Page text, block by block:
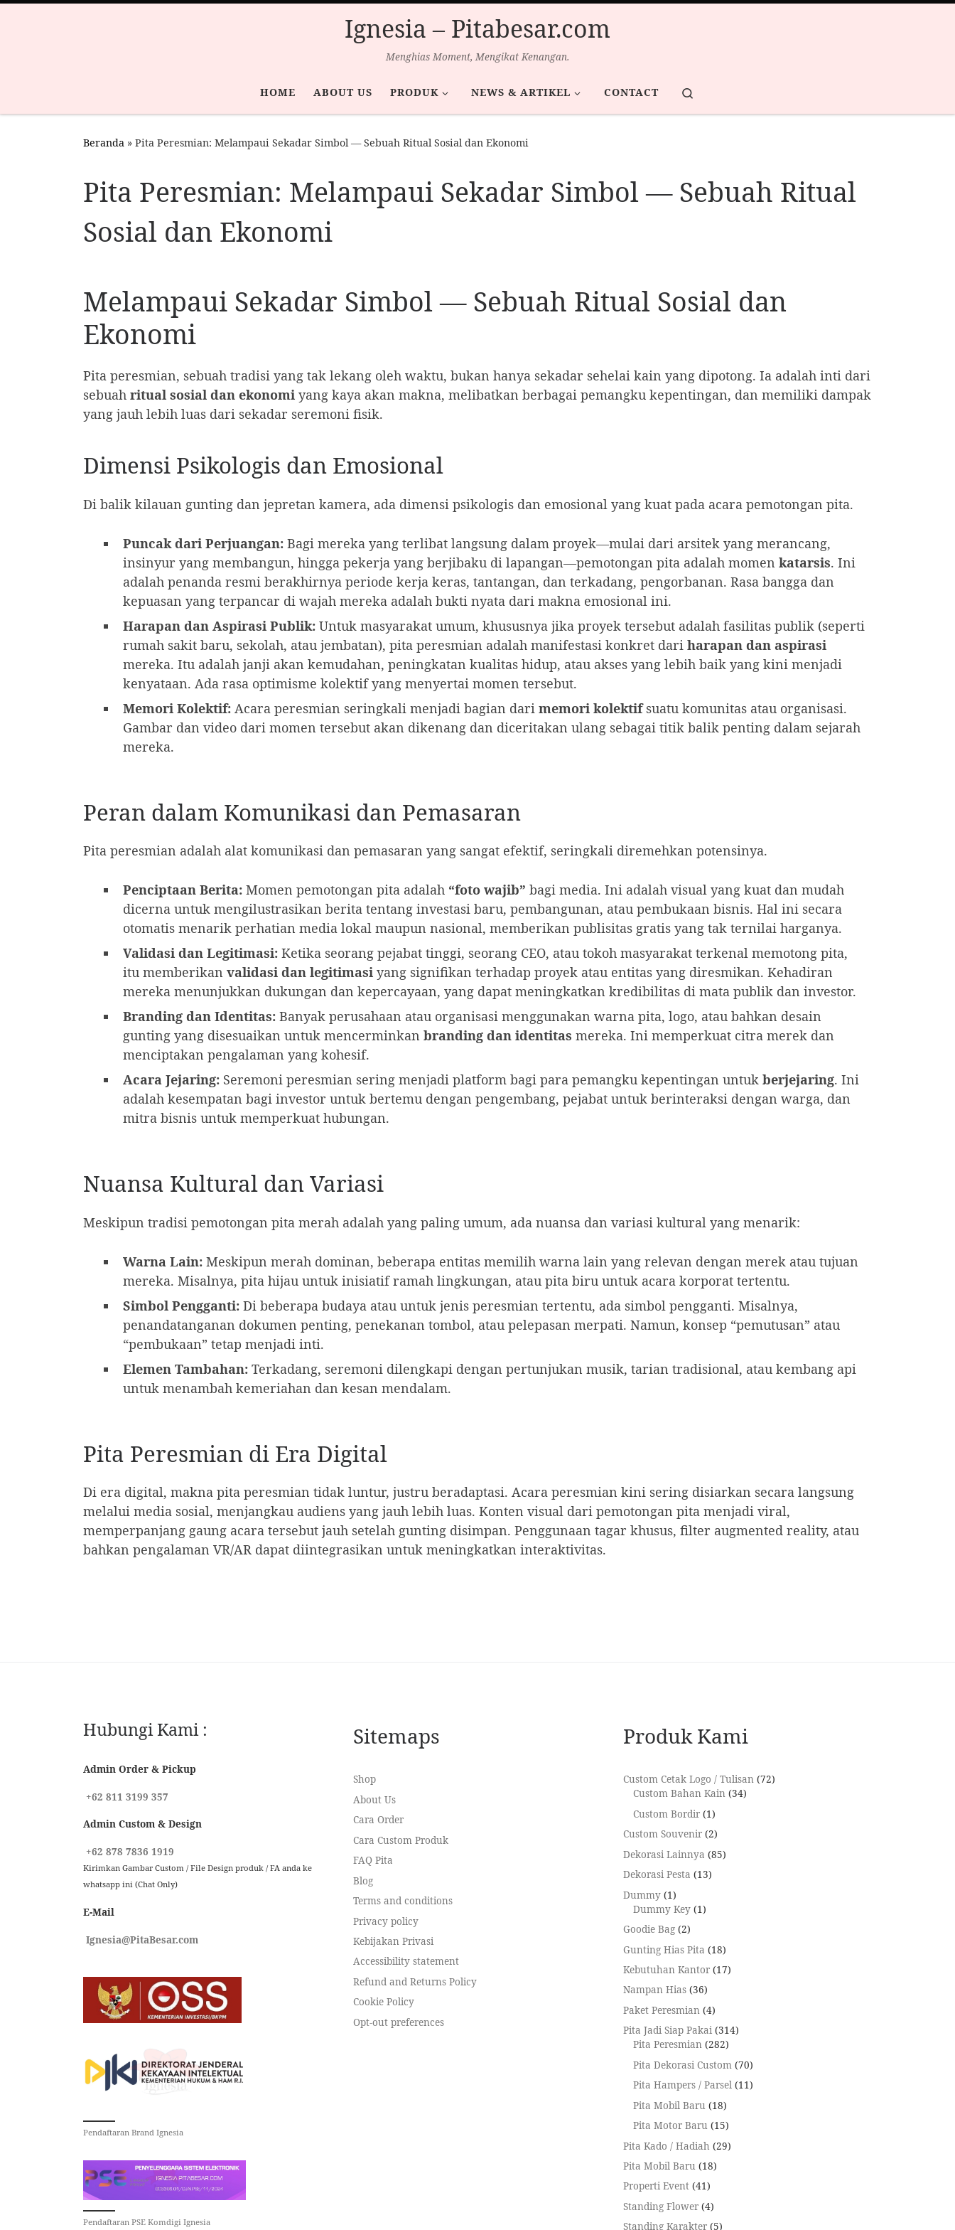
Ignesia – Pitabesar.com
Menghias Moment, Mengikat Kenangan.
HOME ABOUT US PRODUK NEWS & ARTIKEL CONTACT
Beranda » Pita Peresmian: Melampaui Sekadar Simbol — Sebuah Ritual Sosial dan Ekonomi
Pita Peresmian: Melampaui Sekadar Simbol — Sebuah Ritual
Sosial dan Ekonomi
Melampaui Sekadar Simbol — Sebuah Ritual Sosial dan
Ekonomi
Pita peresmian, sebuah tradisi yang tak lekang oleh waktu, bukan hanya sekadar sehelai kain yang dipotong. Ia adalah inti dari
sebuah ritual sosial dan ekonomi yang kaya akan makna, melibatkan berbagai pemangku kepentingan, dan memiliki dampak
yang jauh lebih luas dari sekadar seremoni fisik.
Dimensi Psikologis dan Emosional
Di balik kilauan gunting dan jepretan kamera, ada dimensi psikologis dan emosional yang kuat pada acara pemotongan pita.
Puncak dari Perjuangan: Bagi mereka yang terlibat langsung dalam proyek—mulai dari arsitek yang merancang,
insinyur yang membangun, hingga pekerja yang berjibaku di lapangan—pemotongan pita adalah momen katarsis. Ini
adalah penanda resmi berakhirnya periode kerja keras, tantangan, dan terkadang, pengorbanan. Rasa bangga dan
kepuasan yang terpancar di wajah mereka adalah bukti nyata dari makna emosional ini.
Harapan dan Aspirasi Publik: Untuk masyarakat umum, khususnya jika proyek tersebut adalah fasilitas publik (seperti
rumah sakit baru, sekolah, atau jembatan), pita peresmian adalah manifestasi konkret dari harapan dan aspirasi
mereka. Itu adalah janji akan kemudahan, peningkatan kualitas hidup, atau akses yang lebih baik yang kini menjadi
kenyataan. Ada rasa optimisme kolektif yang menyertai momen tersebut.
Memori Kolektif: Acara peresmian seringkali menjadi bagian dari memori kolektifsuatu komunitas atau organisasi.
Gambar dan video dari momen tersebut akan dikenang dan diceritakan ulang sebagai titik balik penting dalam sejarah
mereka.
Peran dalam Komunikasi dan Pemasaran
Pita peresmian adalah alat komunikasi dan pemasaran yang sangat efektif, seringkali diremehkan potensinya.
Penciptaan Berita: Momen pemotongan pita adalah “foto wajib” bagi media. Ini adalah visual yang kuat dan mudah
dicerna untuk mengilustrasikan berita tentang investasi baru, pembangunan, atau pembukaan bisnis. Hal ini secara
otomatis menarik perhatian media lokal maupun nasional, memberikan publisitas gratis yang tak ternilai harganya.
Validasi dan Legitimasi: Ketika seorang pejabat tinggi, seorang CEO, atau tokoh masyarakat terkenal memotong pita,
itu memberikan validasi dan legitimasi yang signifikan terhadap proyek atau entitas yang diresmikan. Kehadiran
mereka menunjukkan dukungan dan kepercayaan, yang dapat meningkatkan kredibilitas di mata publik dan investor.
Branding dan Identitas: Banyak perusahaan atau organisasi menggunakan warna pita, logo, atau bahkan desain
gunting yang disesuaikan untuk mencerminkan branding dan identitas mereka. Ini memperkuat citra merek dan
menciptakan pengalaman yang kohesif.
Acara Jejaring: Seremoni peresmian sering menjadi platform bagi para pemangku kepentingan untuk berjejaring. Ini
adalah kesempatan bagi investor untuk bertemu dengan pengembang, pejabat untuk berinteraksi dengan warga, dan
mitra bisnis untuk memperkuat hubungan.
Nuansa Kultural dan Variasi
Meskipun tradisi pemotongan pita merah adalah yang paling umum, ada nuansa dan variasi kultural yang menarik:
Warna Lain: Meskipun merah dominan, beberapa entitas memilih warna lain yang relevan dengan merek atau tujuan
mereka. Misalnya, pita hijau untuk inisiatif ramah lingkungan, atau pita biru untuk acara korporat tertentu.
Simbol Pengganti: Di beberapa budaya atau untuk jenis peresmian tertentu, ada simbol pengganti. Misalnya,
penandatanganan dokumen penting, penekanan tombol, atau pelepasan merpati. Namun, konsep “pemutusan” atau
“pembukaan” tetap menjadi inti.
Elemen Tambahan: Terkadang, seremoni dilengkapi dengan pertunjukan musik, tarian tradisional, atau kembang api
untuk menambah kemeriahan dan kesan mendalam.
Pita Peresmian di Era Digital
Di era digital, makna pita peresmian tidak luntur, justru beradaptasi. Acara peresmian kini sering disiarkan secara langsung
melalui media sosial, menjangkau audiens yang jauh lebih luas. Konten visual dari pemotongan pita menjadi viral,
memperpanjang gaung acara tersebut jauh setelah gunting disimpan. Penggunaan tagar khusus, filter augmented reality, atau
bahkan pengalaman VR/AR dapat diintegrasikan untuk meningkatkan interaktivitas.
Hubungi Kami :
Admin Order & Pickup
+62 811 3199 357
Admin Custom & Design
+62 878 7836 1919
Kirimkan Gambar Custom / File Design produk / FA anda ke
whatsapp ini (Chat Only)
E-Mail
Ignesia@PitaBesar.com
Pendaftaran Brand Ignesia
Pendaftaran PSE Komdigi Ignesia
Sitemaps
Shop
About Us
Cara Order
Cara Custom Produk
FAQ Pita
Blog
Terms and conditions
Privacy policy
Kebijakan Privasi
Accessibility statement
Refund and Returns Policy
Cookie Policy
Opt-out preferences
Produk Kami
Custom Cetak Logo / Tulisan 72
Custom Bahan Kain 34
Custom Bordir 1
Custom Souvenir 2
Dekorasi Lainnya 85
Dekorasi Pesta
13
Dummy 1
Dummy Key 1
Goodie Bag 2
Gunting Hias Pita
18
Kebutuhan Kantor 17
Nampan Hias 36
Paket Peresmian 4
Pita Jadi Siap Pakai 314
Pita Peresmian 282
Pita Dekorasi Custom 70
Pita Hampers / Parsel 11
Pita Mobil Baru 18
Pita Motor Baru 15
Pita Kado / Hadiah
29
Pita Mobil Baru 18
Properti Event 41
Standing Flower 4
Standing Karakter 5